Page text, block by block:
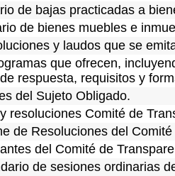
de bajas practicadas a
de bienes muebles e
y laudos que se
que ofrecen,
respuesta, requisitos y
del Sujeto Obligado.
resoluciones Comité de
de Resoluciones del
del Comité de
de sesiones ordinarias